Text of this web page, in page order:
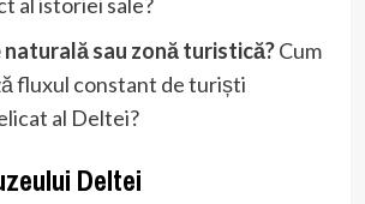
naturală sau zonă turistică?Cum
fluxul constant de turiști
al Deltei?
Deltei